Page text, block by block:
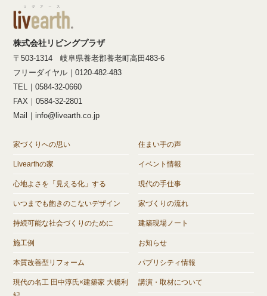
株式会社リビングプラザ
〒503-1314 岐阜県養老郡養老町高田483-6
フリーダイヤル｜0120-482-483
TEL｜0584-32-0660
FAX｜0584-32-2801
Mail｜info@livearth.co.jp
家づくりへの思い
Livearthの家
心地よさを「見える化」する
いつまでも飽きのこないデザイン
持続可能な社会づくりのために
施工例
本質改善型リフォーム
現代の名工 田中淳氏×建築家 大橋利
住まい手の声
イベント情報
現代の手仕事
家づくりの流れ
建築現場ノート
お知らせ
パブリシティ情報
講演・取材について